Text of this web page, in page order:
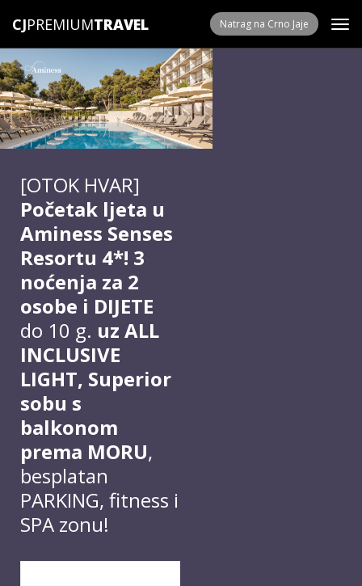
CJPREMIUM Natrag na Crno Jaje
[OTOK HVAR]
Početak ljeta u
Aminess Senses
Resortu 4*! 3
noćenja za 2
osobe i DIJETE
do 10 g. uz ALL
INCLUSIVE
LIGHT, Superior
sobu s
balkonom
prema MORU,
besplatan
PARKING, fitness i
SPA zonu!